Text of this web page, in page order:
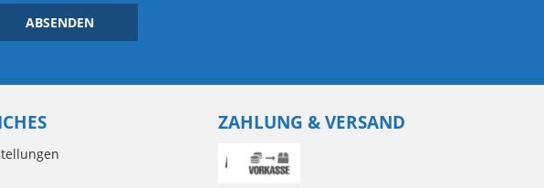
ABSENDEN
ZAHLUNG & VERSAND